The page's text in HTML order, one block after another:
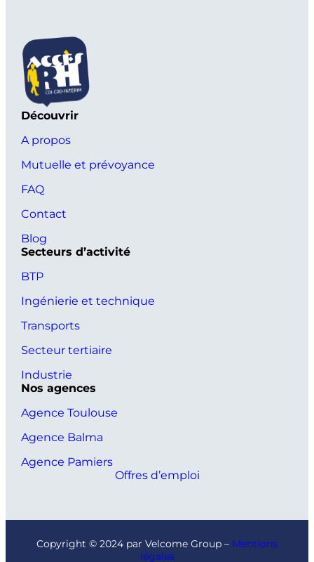
Découvrir
A propos
Mutuelle et prévoyance
FAQ
Contact
Blog
Secteurs d’activité
BTP
Ingénierie et technique
Transports
Secteur tertiaire
Industrie
Nos agences
Agence Toulouse
Agence Balma
Agence Pamiers
Offres d’emploi
Copyright © 2024 par Velcome Group – Mentions
légales